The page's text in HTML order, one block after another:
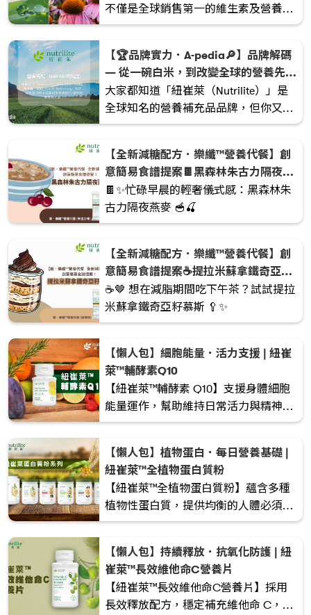
不僅是全球銷售第一的維生素及營養補
充品品牌，更在營養領域深耕超過90
【🏆品牌實力．A-pedia🔎】品牌解碼
— 從一碗白米，到改變全球的營養先驅
🌾✨
大家都知道「紐崔萊（Nutrilite）」是
全球知名的營養補充品品牌，但你又知
不知道，這個引領健康潮流的品牌，靈
🍚？ 今天就帶大家坐上時光機，回到
1920 年代，揭開這段改變無數人健康的
故事。
【全新減糖配方．樂纖™營養代餐】創
意簡易食譜提案🍫黑森林朱古力隔夜燕
麥🍒
🍫✨忙碌早晨的輕奢儀式感：黑森林朱
古力隔夜燕麥 🥣🍒
【全新減糖配方．樂纖™營養代餐】創
意簡易食譜提案☕️提拉米蘇拿鐵奇亞籽
慕斯🤎
☕️🤎 想在減脂期間吃下午茶？試試提拉
米蘇拿鐵奇亞籽慕斯 🥄✨
【懶人包】細胞能量．活力支援 | 紐崔
萊™輔酵素Q10
【紐崔萊™輔酵素 Q10】支援身體細胞
能量運作，幫助維持日常活力與精神狀
態。適合關注忙碌生活、體力消耗較大
【懶人包】植物蛋白．每日營養基礎 |
紐崔萊™全植物蛋白質粉
【紐崔萊™全植物蛋白質粉】蘊含多種
植物性蛋白質，提供均衡的人體必須胺
基酸，幫助補充日常蛋白質所需，適合
充蛋白質的人士。
【懶人包】持續釋放．抗氧化防護 | 紐
崔萊™長效維他命C營養片
【紐崔萊™長效維他命C營養片】採用
長效釋放配方，穩定補充維他命 C，提